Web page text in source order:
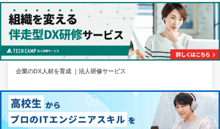
企業のDX人材を育成 ｜法人研修サービス